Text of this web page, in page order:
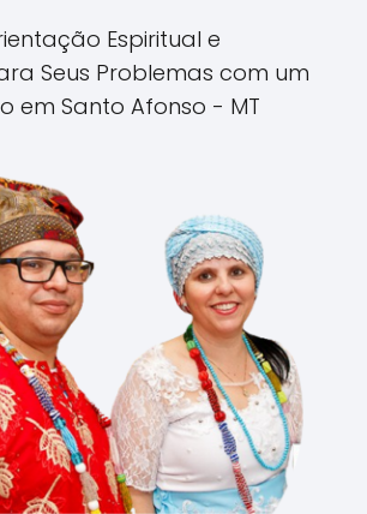
Espiritual e
Seus Problemas com um
em Santo Afonso - MT